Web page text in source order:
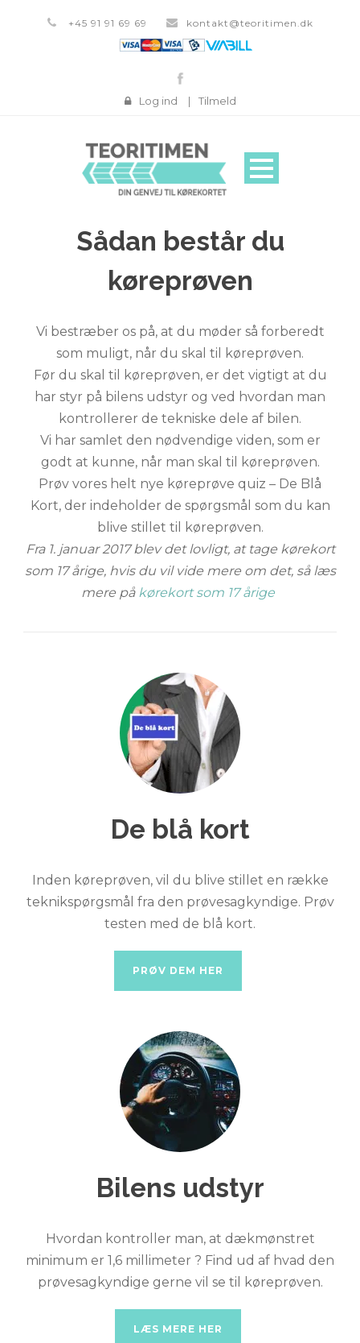
+45 91 91 69 69 kontakt@teoritimen.dk
Log ind | Tilmeld
Sådan består du
køreprøven
Vi bestræber os på, at du møder så forberedt
som muligt, når du skal til køreprøven.
Før du skal til køreprøven, er det vigtigt at du
har styr på bilens udstyr og ved hvordan man
kontrollerer de tekniske dele af bilen.
Vi har samlet den nødvendige viden, som er
godt at kunne, når man skal til køreprøven.
Prøv vores helt nye køreprøve quiz – De Blå
Kort, der indeholder de spørgsmål som du kan
blive stillet til køreprøven.
Fra 1. januar 2017 blev det lovligt, at tage kørekort
som 17 årige, hvis du vil vide mere om det, så læs
mere på kørekort som 17 årige
De blå kort
Inden køreprøven, vil du blive stillet en række
teknikspørgsmål fra den prøvesagkyndige. Prøv
testen med de blå kort.
PRØV DEM HER
Bilens udstyr
Hvordan kontroller man, at dækmønstret
minimum er 1,6 millimeter ? Find ud af hvad den
prøvesagkyndige gerne vil se til køreprøven.
LÆS MERE HER